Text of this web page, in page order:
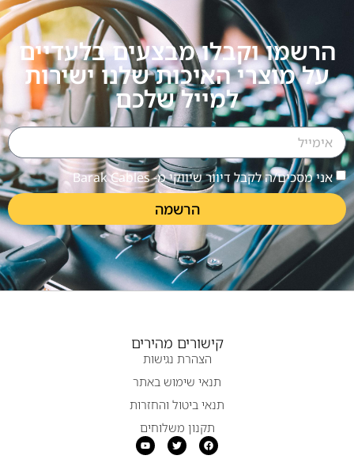
הרשמו וקבלו מבצעים בלעדיים
על מוצרי האיכות שלנו ישירות
למייל שלכם
אני מסכים/ה לקבל דיוור שיווקי מ- Barak Cables
הרשמה
קישורים מהירים
הצהרת נגישות
תנאי שימוש באתר
תנאי ביטול והחזרות
תקנון משלוחים